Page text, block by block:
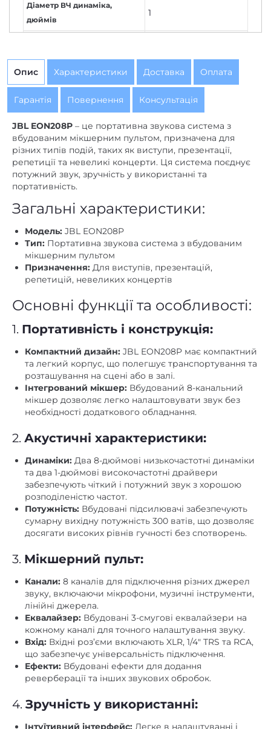
Діаметр ВЧ динаміка,
дюймів
1
Діаметр НЧ динаміка,
8
Інтерфейси Bluetooth
Опис Характеристики Доставка Оплата
Гарантія Повернення Консультація
JBL EON208P – це портативна звукова система з
вбудованим мікшерним пультом, призначена для
різних типів подій, таких як виступи, презентації,
репетиції та невеликі концерти. Ця система поєднує
потужний звук, зручність у використанні та
портативність.
Загальні характеристики:
Модель: JBL EON208P
Тип: Портативна звукова система з вбудованим
мікшерним пультом
Призначення: Для виступів, презентацій,
репетицій, невеликих концертів
Основні функції та особливості:
1. Портативність і конструкція:
Компактний дизайн: JBL EON208P має компактний
та легкий корпус, що полегшує транспортування та
розташування на сцені або в залі.
Інтегрований мікшер: Вбудований 8-канальний
мікшер дозволяє легко налаштовувати звук без
необхідності додаткового обладнання.
2. Акустичні характеристики:
Динаміки: Два 8-дюймові низькочастотні динаміки
та два 1-дюймові високочастотні драйвери
забезпечують чіткий і потужний звук з хорошою
розподіленістю частот.
Потужність: Вбудовані підсилювачі забезпечують
сумарну вихідну потужність 300 ватів, що дозволяє
досягати високих рівнів гучності без спотворень.
3. Мікшерний пульт:
Канали: 8 каналів для підключення різних джерел
звуку, включаючи мікрофони, музичні інструменти,
лінійні джерела.
Еквалайзер: Вбудовані 3-смугові еквалайзери на
кожному каналі для точного налаштування звуку.
Вхід: Вхідні роз’єми включають XLR, 1/4″ TRS та RCA,
що забезпечує універсальність підключення.
Ефекти: Вбудовані ефекти для додання
реверберації та інших звукових обробок.
4. Зручність у використанні:
Інтуїтивний інтерфейс: Легке в налаштуванні і